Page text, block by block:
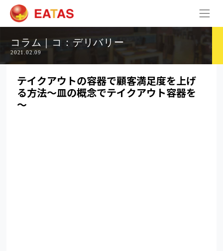
コラム｜コ：デリバリー
2021.02.09
テイクアウトの容器で顧客満足度を上げ
る方法～皿の概念でテイクアウト容器を
～